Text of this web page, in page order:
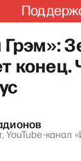
Грэм»:
конец.
YouTube-канал